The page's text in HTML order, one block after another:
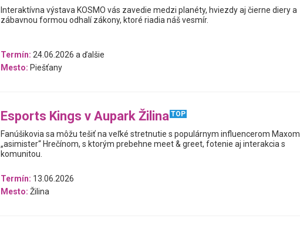
Interaktívna výstava KOSMO vás zavedie medzi planéty, hviezdy aj čierne diery a
zábavnou formou odhalí zákony, ktoré riadia náš vesmír.
Termín: 24.06.2026 a ďalšie
Mesto: Piešťany
Esports Kings v Aupark Žilina TOP
Fanúšikovia sa môžu tešiť na veľké stretnutie s populárnym influencerom Maxom
„asimister“ Hrečínom, s ktorým prebehne meet & greet, fotenie aj interakcia s
komunitou.
Termín: 13.06.2026
Mesto: Žilina